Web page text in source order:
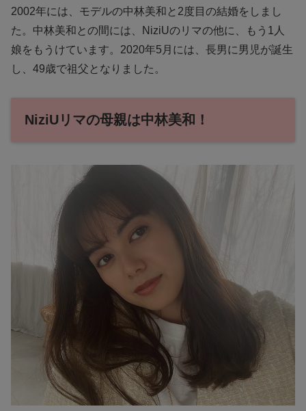
2002年には、モデルの中林美和と2度目の結婚をしまし
た。中林美和との間には、NiziUのリマの他に、もう1人
娘をもうけています。2020年5月には、長男に男児が誕生
し、49歳で祖父となりました。
NiziUリマの母親は中林美和！